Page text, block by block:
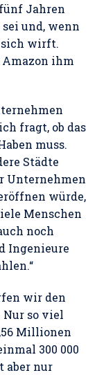
Jahren
und, wenn
sich wirft.
Amazon ihm
fragt, ob das
muss.
Städte
Unternehmen
würde,
Menschen
noch
Ingenieure
wir den
so viel
Millionen
300 000
aber nur